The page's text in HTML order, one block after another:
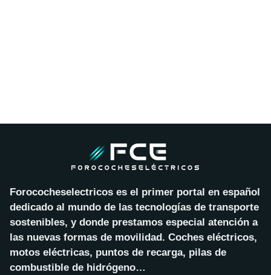
Forococheselectricos es el primer portal en español
dedicado al mundo de las tecnologías de transporte
sostenibles, y donde prestamos especial atención a
las nuevas formas de movilidad. Coches eléctricos,
motos eléctricas, puntos de recarga, pilas de
combustible de hidrógeno…